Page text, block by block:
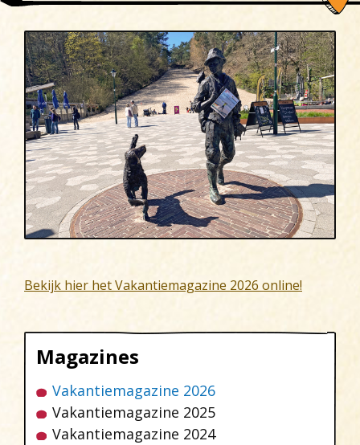
Magazines
Vakantiemagazine 2026
Vakantiemagazine 2025
Vakantiemagazine 2024
Bekijk hier het Vakantiemagazine 2026 online!